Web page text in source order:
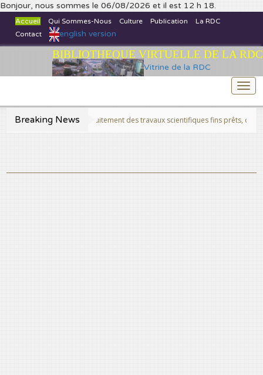
Bonjour, nous sommes le 06/08/2026 et il est 12 h 18.
Accueil Qui Sommes-Nous Culture Publication
La RDC
Contact
english version
Vitrine de la RDC
BIBLIOTHEQUE VIRTUELLE DE LA RDC
Breaking News
et consultez gratuitement des travaux scientifiques fins prêts, cela est